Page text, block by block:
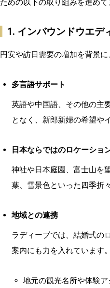
ための以下の取り組みを進めて
1. インバウンドウエデ
円安や訪日需要の増加を背景
多言語サポート
英語や中国語、その他の主
となく、新郎新婦の希望や
日本ならではのロケーショ
神社や日本庭園、富士山を
葉、雪景色といった四季折
地域との連携
ラディーブでは、結婚式の
案内にも力を入れています。
地元の観光名所や体験